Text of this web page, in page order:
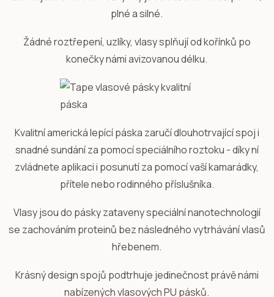
plné a silné.
Žádné roztřepení, uzlíky, vlasy splňují od kořínků po
konečky námi avizovanou délku.
Kvalitní americká lepící páska zaručí dlouhotrvající spoj i
snadné sundání za pomocí speciálního roztoku - díky ní
zvládnete aplikaci i posunutí za pomocí vaší kamarádky,
přítele nebo rodinného příslušníka.
Vlasy jsou do pásky zataveny speciální nanotechnologií
se zachováním proteinů bez následného vytrhávání vlasů
hřebenem.
Krásný design spojů podtrhuje jedinečnost právě námi
nabízených vlasových PU pásků.